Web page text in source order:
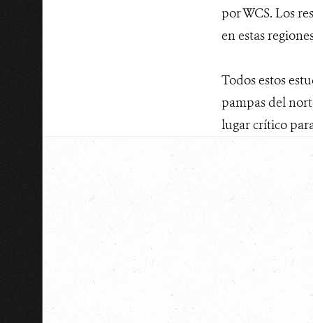
por WCS. Los
en estas
Todos estos
pampas del
lugar crítico